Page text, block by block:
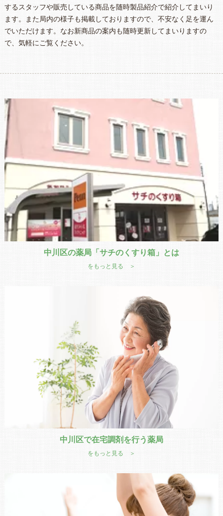
するスタッフや販売している商品を随時製品紹介で紹介してまいり
ます。また局内の様子も掲載しておりますので、不安なく足を運ん
でいただけます。なお新商品の案内も随時更新してまいりますの
で、気軽にご覧ください。
中川区の薬局「サチのくすり箱」とは
をもっと見る ＞
中川区で在宅調剤を行う薬局
をもっと見る ＞